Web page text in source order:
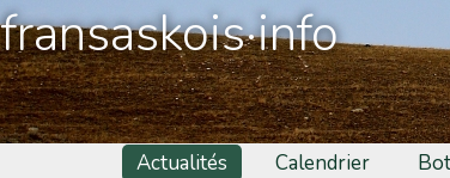
fransaskois·info
Actualités Calendrier